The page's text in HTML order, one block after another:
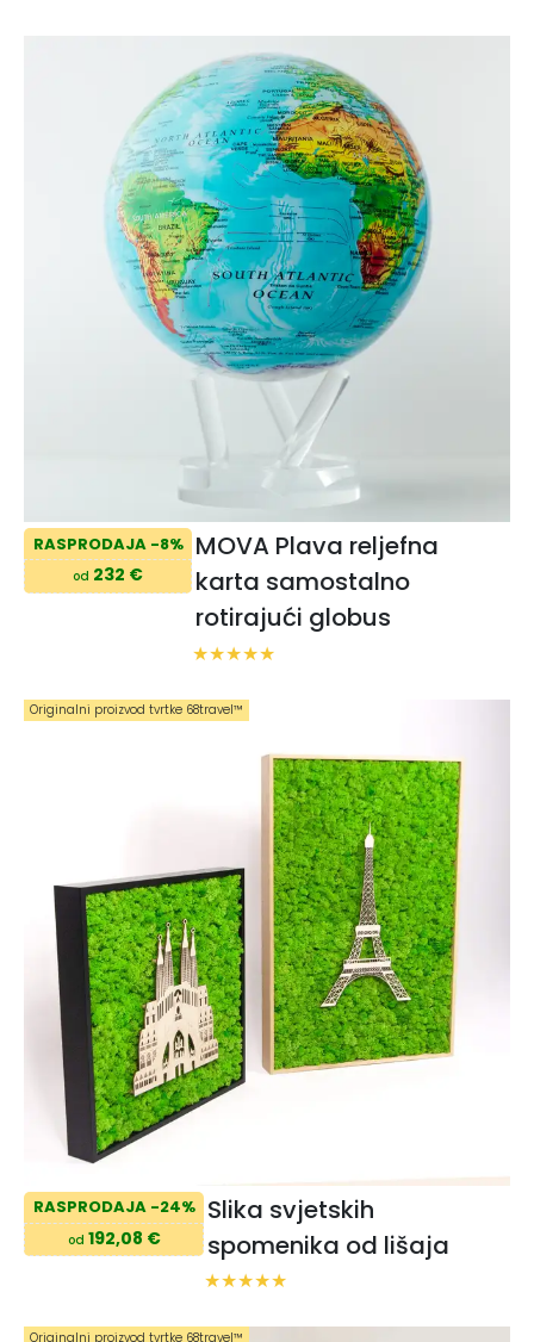
RASPRODAJA -8%
od 232 €
MOVA Plava reljefna
karta samostalno
rotirajući globus
RASPRODAJA -24%
od 192,08 €
Slika svjetskih
spomenika od lišaja
Originalni proizvod tvrtke 68travel™️
Originalni proizvod tvrtke 68travel™️